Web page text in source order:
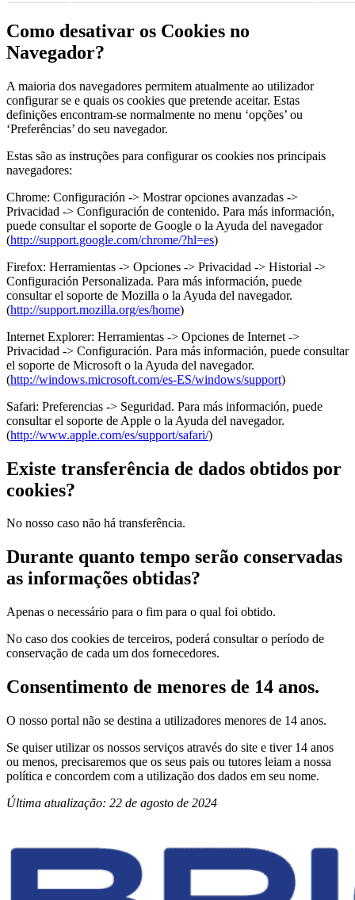
Como desativar os Cookies no
Navegador?
A maioria dos navegadores permitem atualmente ao utilizador
configurar se e quais os cookies que pretende aceitar. Estas
definições encontram-se normalmente no menu ‘opções’ ou
‘Preferências’ do seu navegador.
Estas são as instruções para configurar os cookies nos principais
navegadores:
Chrome: Configuración -> Mostrar opciones avanzadas ->
Privacidad -> Configuración de contenido. Para más información,
puede consultar el soporte de Google o la Ayuda del navegador
(http://support.google.com/chrome/?hl=es)
Firefox: Herramientas -> Opciones -> Privacidad -> Historial ->
Configuración Personalizada. Para más información, puede
consultar el soporte de Mozilla o la Ayuda del navegador.
(http://support.mozilla.org/es/home)
Internet Explorer: Herramientas -> Opciones de Internet ->
Privacidad -> Configuración. Para más información, puede consultar
el soporte de Microsoft o la Ayuda del navegador.
(http://windows.microsoft.com/es-ES/windows/support)
Safari: Preferencias -> Seguridad. Para más información, puede
consultar el soporte de Apple o la Ayuda del navegador.
(http://www.apple.com/es/support/safari/)
Existe transferência de dados obtidos por
cookies?
No nosso caso não há transferência.
Durante quanto tempo serão conservadas
as informações obtidas?
Apenas o necessário para o fim para o qual foi obtido.
No caso dos cookies de terceiros, poderá consultar o período de
conservação de cada um dos fornecedores.
Consentimento de menores de 14 anos.
O nosso portal não se destina a utilizadores menores de 14 anos.
Se quiser utilizar os nossos serviços através do site e tiver 14 anos
ou menos, precisaremos que os seus pais ou tutores leiam a nossa
política e concordem com a utilização dos dados em seu nome.
Última atualização: 22 de agosto de 2024